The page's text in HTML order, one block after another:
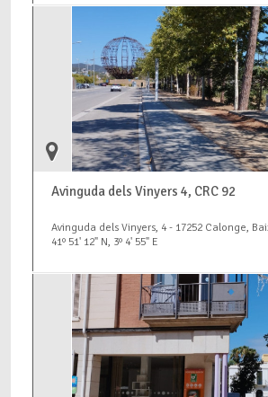
Avinguda dels Vinyers 4, CRC 92
Avinguda dels Vinyers, 4 - 17252 Calonge,
41º 51' 12" N, 3º 4' 55" E